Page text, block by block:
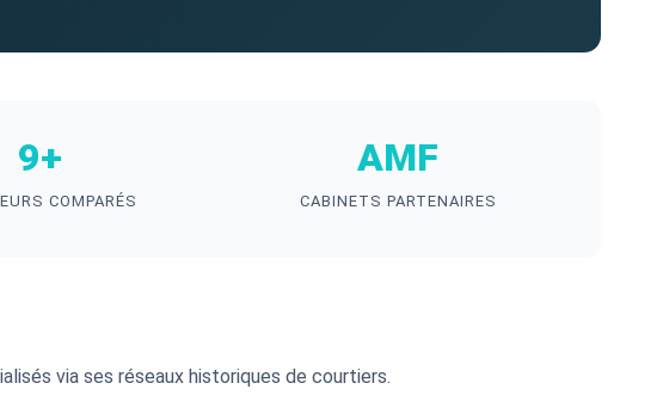
9+
COMPARÉS
AMF
CABINETS PARTENAIRES
via ses réseaux historiques de courtiers.